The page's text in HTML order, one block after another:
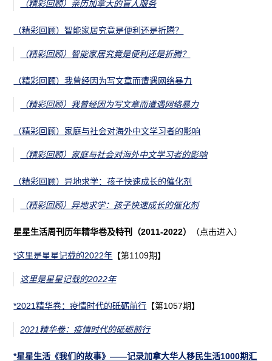
（精彩回顾）亲历加拿大的盲人服务
（精彩回顾）智能家居究竟是便利还是折腾？
（精彩回顾）智能家居究竟是便利还是折腾？
（精彩回顾）我曾经因为写文章而遭遇网络暴力
（精彩回顾）我曾经因为写文章而遭遇网络暴力
（精彩回顾）家庭与社会对海外中文学习者的影响
（精彩回顾）家庭与社会对海外中文学习者的影响
（精彩回顾）异地求学：孩子快速成长的催化剂
（精彩回顾）异地求学：孩子快速成长的催化剂
星星生活周刊历年精华卷及特刊（2011-2022） （点击进入）
*这里是星星记载的2022年 【第1109期】
这里是星星记载的2022年
*2021精华卷：疫情时代的砥砺前行 【第1057期】
2021精华卷：疫情时代的砥砺前行
*星星生活《我们的故事》——记录加拿大华人移民生活1000期汇